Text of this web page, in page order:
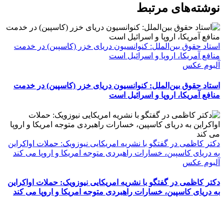
FacebookX
LinkedIn
WhatsApp
Telegram
ایمیل
نوشته‌‌های مرتبط
استاد حقوق بین‌الملل: کنوانسیون دریای خزر (کاسپین) در خدمت
منافع آمریکا، اروپا و اسرائیل است
آلبوم عکس
استاد حقوق بین‌الملل: کنوانسیون دریای خزر (کاسپین) در خدمت
منافع آمریکا، اروپا و اسرائیل است
دکتر کاظمی در گفتگو با نشریه امریکایی نیوزویک: حملات اواکراین
به دریای کاسپین، خسارات راهبردی متوجه امریکا و اروپا می کند
آلبوم عکس
دکتر کاظمی در گفتگو با نشریه امریکایی نیوزویک: حملات اواکراین
به دریای کاسپین، خسارات راهبردی متوجه امریکا و اروپا می کند